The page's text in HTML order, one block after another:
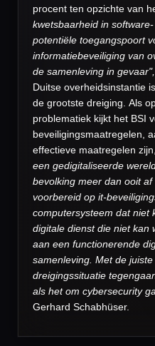
procent ten opzichte van
kwetsbaarheid in
potentiële toegangspoort
informatiebeveiliging van
de samenleving in gevaar",
Duitse overheidsinstantie
de grootste dreiging. Als
problematiek kijkt het BSI
beveiligingsmaatregelen,
effectieve maatregelen
een gedigitaliseerde
bevolking meer dan ooit
voorbereid op it-
computersysteem dat niet
digitale dienst die niet kan
aan een functionerende
samenleving. Met de
dreigingssituatie
als het om cybersecurity
Gerhard Schabhüser.